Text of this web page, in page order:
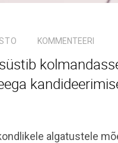
KOMMENTEERI
algatustele